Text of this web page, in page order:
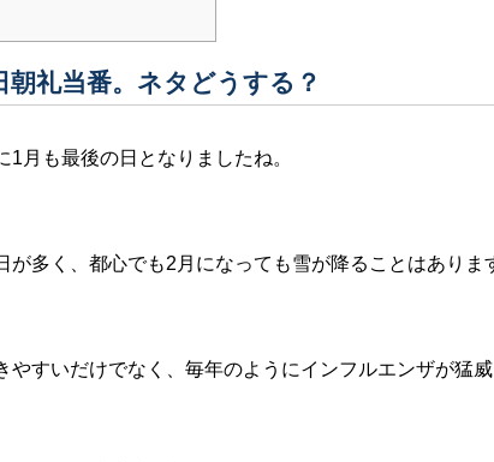
朝礼当番。ネタどうする？
1月も最後の日となりましたね。
が多く、都心でも2月になっても雪が降ることはありま
やすいだけでなく、毎年のようにインフルエンザが猛威